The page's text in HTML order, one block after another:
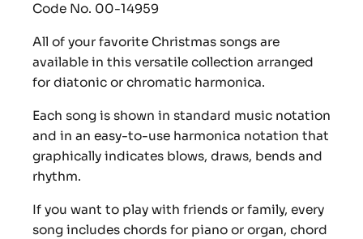
Code No. 00-14959
All of your favorite Christmas songs are
available in this versatile collection arranged
for diatonic or chromatic harmonica.
Each song is shown in standard music notation
and in an easy-to-use harmonica notation that
graphically indicates blows, draws, bends and
rhythm.
If you want to play with friends or family, every
song includes chords for piano or organ, chord